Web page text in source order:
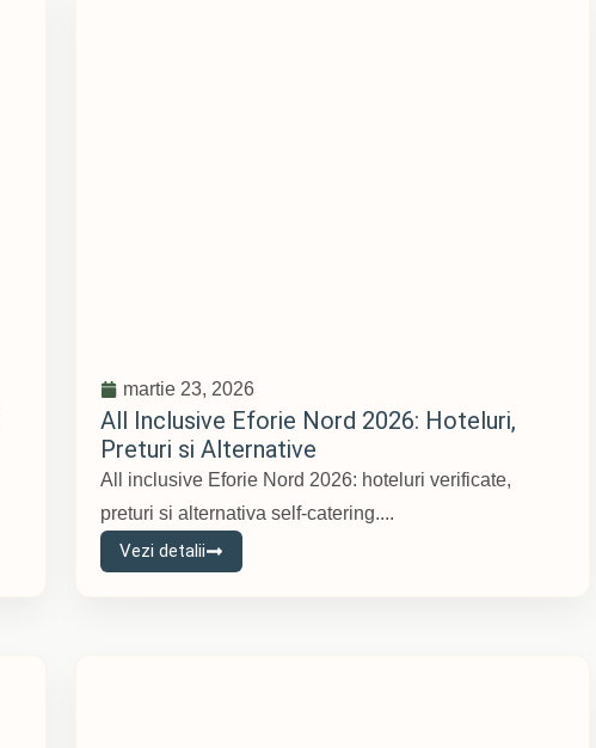
martie 23, 2026
All Inclusive Eforie Nord 2026: Hoteluri,
Preturi si Alternative
All inclusive Eforie Nord 2026: hoteluri verificate,
preturi si alternativa self-catering....
Vezi detalii